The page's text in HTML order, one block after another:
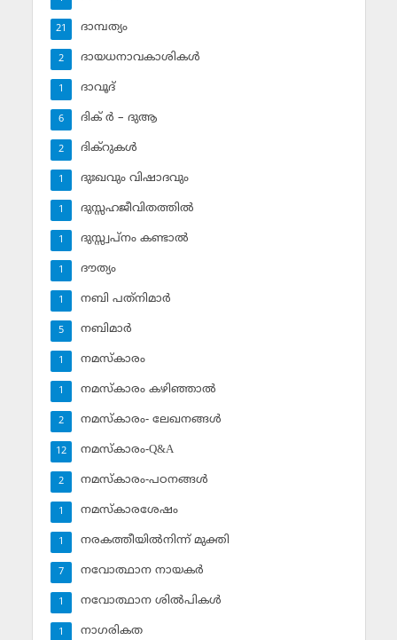
ദാമ്പത്യം
21
ദായധനാവകാശികള്‍
2
ദാവൂദ്‌
1
ദിക് ര്‍ – ദുആ
6
ദിക്‌റുകള്‍
2
ദുഃഖവും വിഷാദവും
1
ദുസ്സഹജീവിതത്തില്‍
1
ദുസ്സ്വപ്‌നം കണ്ടാല്‍
1
ദൗത്യം
1
നബി പത്‌നിമാര്‍
1
നബിമാര്‍
5
നമസ്‌കാരം
1
നമസ്‌കാരം കഴിഞ്ഞാല്‍
1
നമസ്‌കാരം- ലേഖനങ്ങള്‍
2
നമസ്‌കാരം-Q&A
12
നമസ്‌കാരം-പഠനങ്ങള്‍
2
നമസ്‌കാരശേഷം
1
നരകത്തീയില്‍നിന്ന് മുക്തി
1
നവോത്ഥാന നായകര്‍
7
നവോത്ഥാന ശില്‍പികള്‍
1
നാഗരികത
1